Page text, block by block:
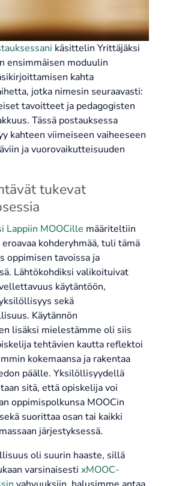
käsittelin Yrittäjäksi
ensimmäisen moduulin
kahta
jotka nimesin seuraavasti:
tavoitteet ja pedagogisten
Tässä postauksessa
kahteen viimeiseen vaiheeseen
ja vuorovaikutteisuuden
tukevat
Lappiin MOOCille määriteltiin
kohderyhmää, tuli tämä
oppimisen tavoissa ja
Lähtökohdiksi valikoituivat
käytäntöön,
sekä
Käytännön
lisäksi mielestämme oli siis
tehtävien kautta reflektoi
kokemaansa ja rakentaa
päälle. Yksilöllisyydellä
sitä, että opiskelija voi
oppimispolkunsa MOOCin
suorittaa osan tai kaikki
järjestyksessä.
oli suurin haaste, sillä
varsinaisesti xMOOC-